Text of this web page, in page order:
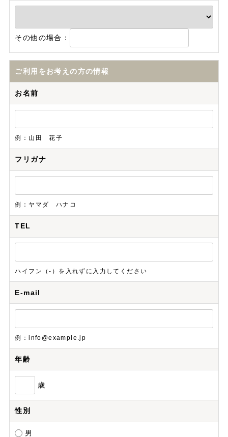
その他の場合：
ご利用をお考えの方の情報
お名前
例：山田 花子
フリガナ
例：ヤマダ ハナコ
TEL
ハイフン（-）を入れずに入力してください
E-mail
例：info@example.jp
年齢
歳
性別
男